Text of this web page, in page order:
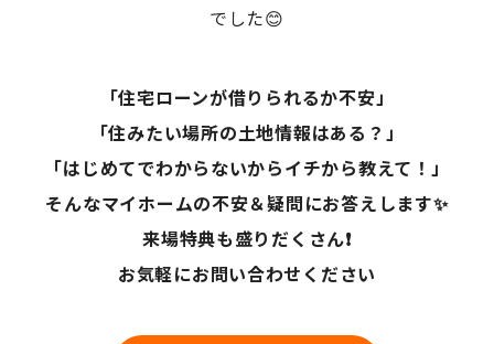
でした😊
「住宅ローンが借りられるか不安」
「住みたい場所の土地情報はある？」
「はじめてでわからないからイチから教えて！」
そんなマイホームの不安＆疑問にお答えします✨
来場特典も盛りだくさん❗
お気軽にお問い合わせください